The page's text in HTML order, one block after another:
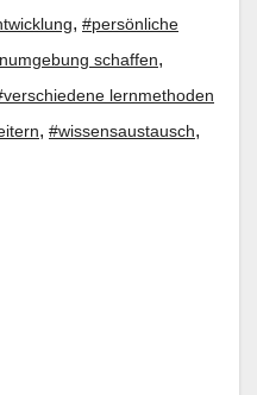
, #persönliche
schaffen,
lernmethoden
, #wissensaustausch,